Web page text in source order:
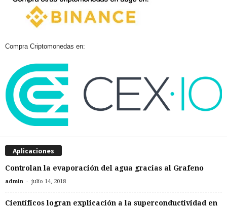
Compra Criptomonedas en:
Aplicaciones
Controlan la evaporación del agua gracias al Grafeno
admin - julio 14, 2018
Científicos logran explicación a la superconductividad en